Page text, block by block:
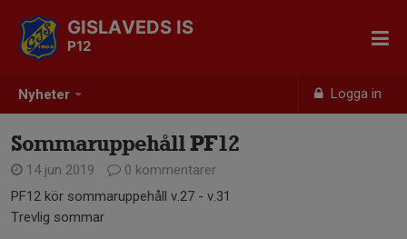
Nyheter Logga in
GISLAVEDS IS
P12
Sommaruppehåll PF12
14 jun 2019
0 kommentarer
PF12 kör sommaruppehåll v.27 - v.31
Trevlig sommar